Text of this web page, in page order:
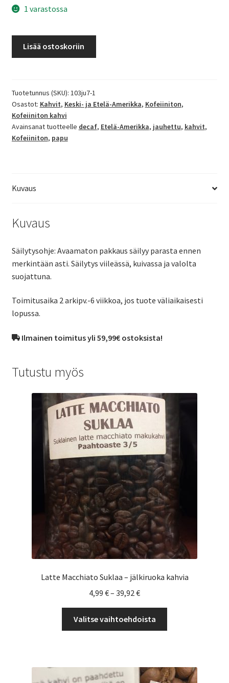
oli:
on:
1 varastossa
määrä
Lisää ostoskoriin
Tuotetunnus (SKU): 103ju7-1
Osastot: Kahvit, Keski- ja Etelä-Amerikka, Kofeiiniton,
Kofeiiniton kahvi
Avainsanat tuotteelle decaf, Etelä-Amerikka, jauhettu, kahvit,
Kofeiiniton, papu
Kuvaus
Kuvaus
Säilytysohje: Avaamaton pakkaus säilyy parasta ennen
merkintään asti. Säilytys viileässä, kuivassa ja valolta
suojattuna.
Toimitusaika 2 arkipv.-6 viikkoa, jos tuote väliaikaisesti
lopussa.
Ilmainen toimitus yli 59,99€ ostoksista!
Tutustu myös
Latte Macchiato Suklaa – jälkiruoka kahvia
4,99 €– 39,92 €Hintaluokka:
-
39,92 €
Valitse vaihtoehdoista
Voit